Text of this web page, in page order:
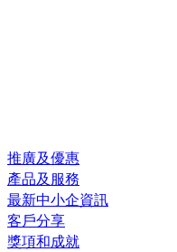
推廣及優惠
產品及服務
最新中小企資訊
客戶分享
獎項和成就